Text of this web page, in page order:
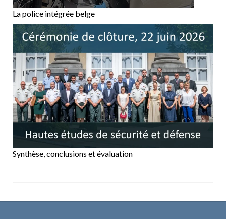
La police intégrée belge
Synthèse, conclusions et évaluation